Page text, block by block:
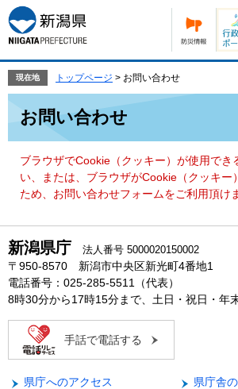
ー
ジ
の
頭
す。
ニ
ュ
ー
飛
て
現在地 トップページ > お問い合わせ
お問い合わせ
ブラウザでCookie（クッキー）が使用でき
い、または、ブラウザがCookie（クッキー
ため、お問い合わせフォームをご利用頂け
新潟県庁 法人番号 5000020150002
〒950-8570 新潟市中央区新光町4番地1
電話番号：025-285-5511（代表）
8時30分から17時15分まで、土日・祝日・年
手話で電話する
県庁へのアクセス
県庁舎